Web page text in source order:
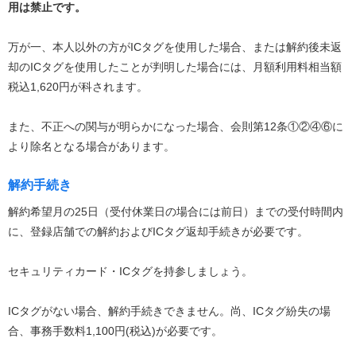
用は禁止です。
万が一、本人以外の方がICタグを使用した場合、または解約後未返
却のICタグを使用したことが判明した場合には、月額利用料相当額
税込1,620円が科されます。
また、不正への関与が明らかになった場合、会則第12条①②④⑥に
より除名となる場合があります。
解約手続き
解約希望月の25日（受付休業日の場合には前日）までの受付時間内
に、登録店舗での解約およびICタグ返却手続きが必要です。
セキュリティカード・ICタグを持参しましょう。
ICタグがない場合、解約手続きできません。尚、ICタグ紛失の場
合、事務手数料1,100円(税込)が必要です。